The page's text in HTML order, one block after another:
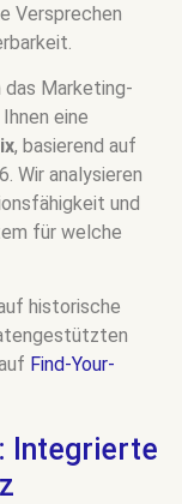
Versprechen
das Marketing-
eine
, basierend auf
Wir analysieren
und
für welche
historische
Find-Your-
Integrierte